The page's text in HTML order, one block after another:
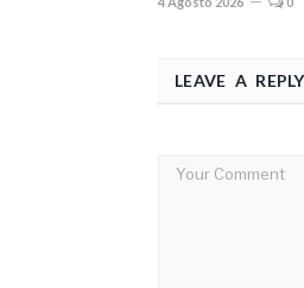
LEAVE A REPLY